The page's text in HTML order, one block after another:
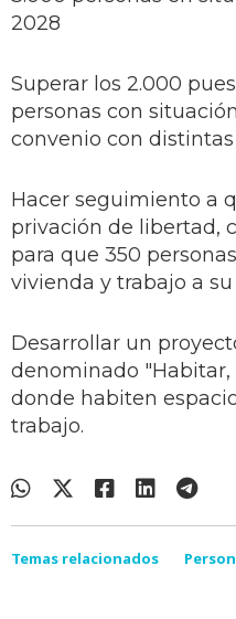
2028
Superar los 2.000
personas con
convenio con
Hacer seguimiento a
privación de libertad,
para que 350
vivienda y trabajo a su
Desarrollar un
denominado "Habitar,
donde habiten
trabajo.
Temas relacionados